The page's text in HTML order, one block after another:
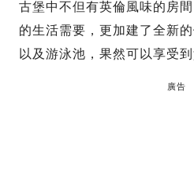
古堡中不但有英倫風味的房
的生活需要，更加建了全新
以及游泳池，果然可以享受
廣告